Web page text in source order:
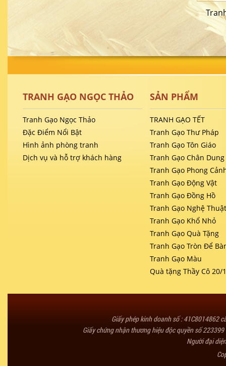
TRANH GẠO NGỌC THẢO
Tranh Gạo Ngọc Thảo
Đặc Điểm Nổi Bật
Hình ảnh phòng tranh
Dịch vụ và hỗ trợ khách hàng
SẢN PHẨM
TRANH GẠO TẾT
Tranh Gạo Thư Pháp
Tranh Gạo Tôn Giáo
Tranh Gạo Chân Dung
Tranh Gạo Phong
Tranh Gạo Động Vật
Tranh Gạo Đồng Hồ
Tranh Gạo Nghệ
Tranh Gạo Khổ Nhỏ
Tranh Gạo Quà Tặng
Tranh Gạo Tròn Để
Tranh Gạo Màu
Quà tặng Thầy Cô 20/
Giấy phép kinh doanh số : 41C8014862
Giấy chứng nhận thương hiệu độc quyền số
Người đại